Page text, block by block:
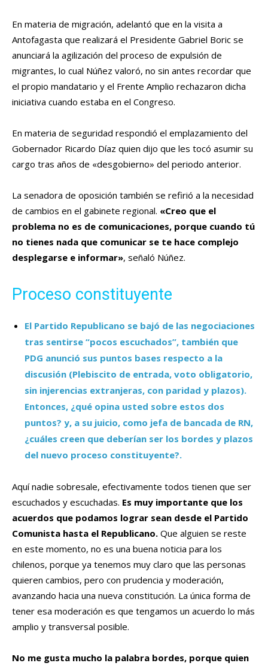
En materia de migración, adelantó que en la visita a
Antofagasta que realizará el Presidente Gabriel Boric se
anunciará la agilización del proceso de expulsión de
migrantes, lo cual Núñez valoró, no sin antes recordar que
el propio mandatario y el Frente Amplio rechazaron dicha
iniciativa cuando estaba en el Congreso.
En materia de seguridad respondió el emplazamiento del
Gobernador Ricardo Díaz quien dijo que les tocó asumir su
cargo tras años de «desgobierno» del periodo anterior.
La senadora de oposición también se refirió a la necesidad
de cambios en el gabinete regional. «Creo que el
problema no es de comunicaciones, porque cuando tú
no tienes nada que comunicar se te hace complejo
desplegarse e informar», señaló Núñez.
Proceso constituyente
El Partido Republicano se bajó de las negociaciones
tras sentirse “pocos escuchados”, también que
PDG anunció sus puntos bases respecto a la
discusión (Plebiscito de entrada, voto obligatorio,
sin injerencias extranjeras, con paridad y plazos).
Entonces, ¿qué opina usted sobre estos dos
puntos? y, a su juicio, como jefa de bancada de RN,
¿cuáles creen que deberían ser los bordes y plazos
del nuevo proceso constituyente?.
Aquí nadie sobresale, efectivamente todos tienen que ser
escuchados y escuchadas. Es muy importante que los
acuerdos que podamos lograr sean desde el Partido
Comunista hasta el Republicano. Que alguien se reste
en este momento, no es una buena noticia para los
chilenos, porque ya tenemos muy claro que las personas
quieren cambios, pero con prudencia y moderación,
avanzando hacia una nueva constitución. La única forma de
tener esa moderación es que tengamos un acuerdo lo más
amplio y transversal posible.
No me gusta mucho la palabra bordes, porque quien